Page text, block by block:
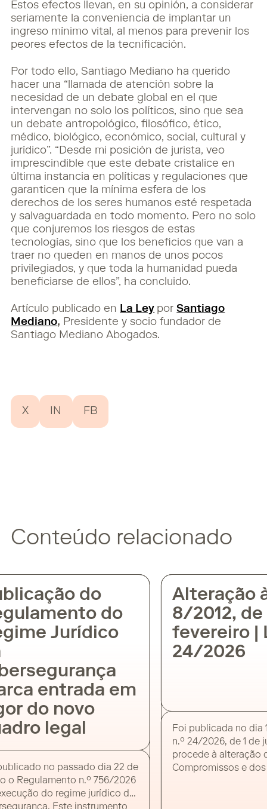
Estos efectos llevan, en su opinión, a considerar
seriamente la conveniencia de implantar un
ingreso mínimo vital, al menos para prevenir los
peores efectos de la tecnificación.
Por todo ello, Santiago Mediano ha querido
hacer una “llamada de atención sobre la
necesidad de un debate global en el que
intervengan no solo los políticos, sino que sea
un debate antropológico, filosófico, ético,
médico, biológico, económico, social, cultural y
jurídico”. “Desde mi posición de jurista, veo
imprescindible que este debate cristalice en
última instancia en políticas y regulaciones que
garanticen que la mínima esfera de los
derechos de los seres humanos esté respetada
y salvaguardada en todo momento. Pero no solo
que conjuremos los riesgos de estas
tecnologías, sino que los beneficios que van a
traer no queden en manos de unos pocos
privilegiados, y que toda la humanidad pueda
beneficiarse de ellos”, ha concluido.
Artículo publicado en La Ley porSantiago
Mediano, Presidente y socio fundador de
Santiago Mediano Abogados.
X IN FB
Conteúdo relacionado
do
do
Jurídico
entrada em
do novo
legal
no passado dia 22 de
o Regulamento n.º 756/2026
do regime jurídico da
Alteração
8/2012, de
fevereiro |
24/2026
Foi publicada no dia 1
n.º 24/2026, de 1 de
procede à alteração
Compromissos e dos